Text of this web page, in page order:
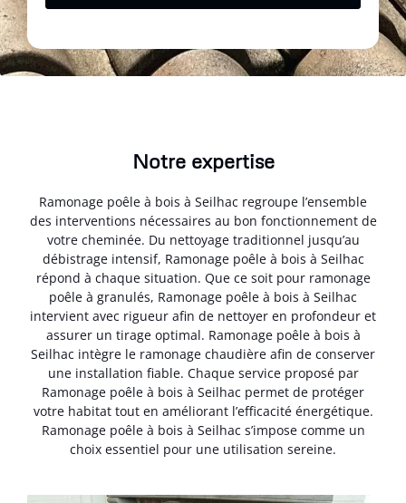
Notre expertise
Ramonage poêle à bois à Seilhac regroupe l’ensemble
des interventions nécessaires au bon fonctionnement de
votre cheminée. Du nettoyage traditionnel jusqu’au
débistrage intensif, Ramonage poêle à bois à Seilhac
répond à chaque situation. Que ce soit pour ramonage
poêle à granulés, Ramonage poêle à bois à Seilhac
intervient avec rigueur afin de nettoyer en profondeur et
assurer un tirage optimal. Ramonage poêle à bois à
Seilhac intègre le ramonage chaudière afin de conserver
une installation fiable. Chaque service proposé par
Ramonage poêle à bois à Seilhac permet de protéger
votre habitat tout en améliorant l’efficacité énergétique.
Ramonage poêle à bois à Seilhac s’impose comme un
choix essentiel pour une utilisation sereine.